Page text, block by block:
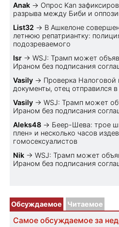
Anak → Опрос Kan
разрыва между Биби и
List32 → В Ашкелоне
летнюю репатриантку:
подозреваемого
Isr → WSJ: Трамп может
Ираном без подписания
Vasily → Проверка Налоговой
документы, отец отправился
Vasily → WSJ: Трамп может
Ираном без подписания
Aleks48 → Беер-Шева: трое
плен» и несколько часов
гомосексуалистов
Nik → WSJ: Трамп может
Ираном без подписания
Обсуждаемое Читаемое
Самое обсуждаемое за